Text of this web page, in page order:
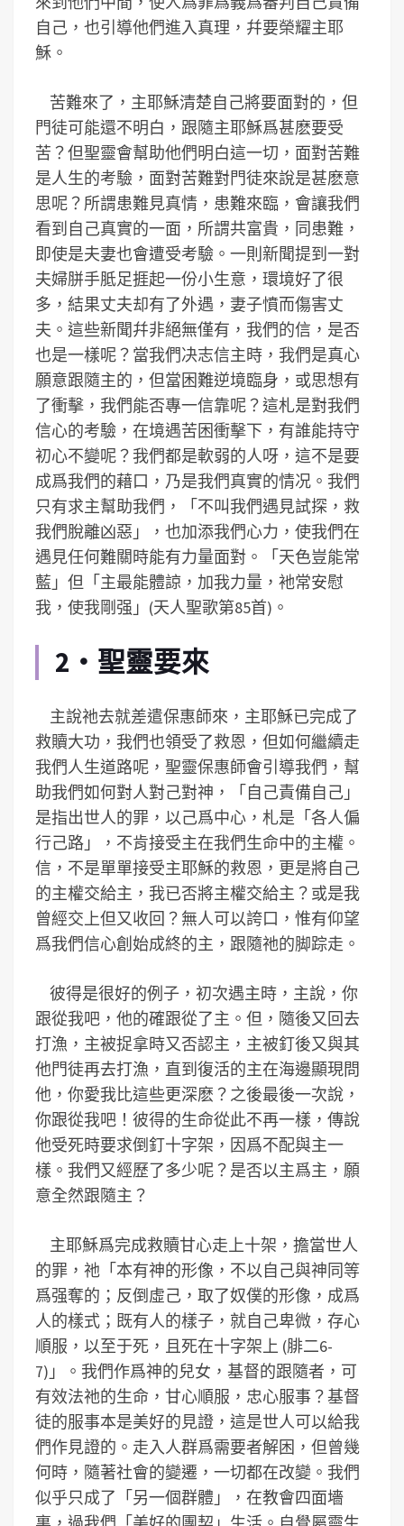
自己，也引導他們進入真理，幷要榮耀主耶
穌。
苦難來了，主耶穌清楚自己將要面對的，但
門徒可能還不明白，跟隨主耶穌爲甚麽要受
苦？但聖靈會幫助他們明白這一切，面對苦難
是人生的考驗，面對苦難對門徒來說是甚麽意
思呢？所謂患難見真情，患難來臨，會讓我們
看到自己真實的一面，所謂共富貴，同患難，
即使是夫妻也會遭受考驗。一則新聞提到一對
夫婦胼手胝足捱起一份小生意，環境好了很
多，結果丈夫却有了外遇，妻子憤而傷害丈
夫。這些新聞幷非絕無僅有，我們的信，是否
也是一樣呢？當我們决志信主時，我們是真心
願意跟隨主的，但當困難逆境臨身，或思想有
了衝擊，我們能否專一信靠呢？這札是對我們
信心的考驗，在境遇苦困衝擊下，有誰能持守
初心不變呢？我們都是軟弱的人呀，這不是要
成爲我們的藉口，乃是我們真實的情况。我們
只有求主幫助我們，「不叫我們遇見試探，救
我們脫離凶惡」，也加添我們心力，使我們在
遇見任何難關時能有力量面對。「天色豈能常
藍」但「主最能體諒，加我力量，衪常安慰
我，使我剛强」(天人聖歌第85首)。
2‧聖靈要來
主說祂去就差遣保惠師來，主耶穌已完成了
救贖大功，我們也領受了救恩，但如何繼續走
我們人生道路呢，聖靈保惠師會引導我們，幫
助我們如何對人對己對神，「自己責備自己」
是指出世人的罪，以己爲中心，札是「各人偏
行己路」，不肯接受主在我們生命中的主權。
信，不是單單接受主耶穌的救恩，更是將自己
的主權交給主，我已否將主權交給主？或是我
曾經交上但又收回？無人可以誇口，惟有仰望
爲我們信心創始成終的主，跟隨祂的脚踪走。
彼得是很好的例子，初次遇主時，主說，你
跟從我吧，他的確跟從了主。但，隨後又回去
打漁，主被捉拿時又否認主，主被釘後又與其
他門徒再去打漁，直到復活的主在海邊顯現問
他，你愛我比這些更深麽？之後最後一次說，
你跟從我吧！彼得的生命從此不再一樣，傳說
他受死時要求倒釘十字架，因爲不配與主一
樣。我們又經歷了多少呢？是否以主爲主，願
意全然跟隨主？
主耶穌爲完成救贖甘心走上十架，擔當世人
的罪，祂「本有神的形像，不以自己與神同等
爲强奪的；反倒虛己，取了奴僕的形像，成爲
人的樣式；既有人的樣子，就自己卑微，存心
順服，以至于死，且死在十字架上 (腓二6-
7)」。我們作爲神的兒女，基督的跟隨者，可
有效法祂的生命，甘心順服，忠心服事？基督
徒的服事本是美好的見證，這是世人可以給我
們作見證的。走入人群爲需要者解困，但曾幾
何時，隨著社會的變遷，一切都在改變。我們
似乎只成了「另一個群體」，在教會四面墻